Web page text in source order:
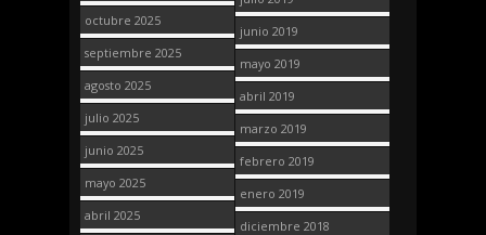
octubre 2025
septiembre 2025
agosto 2025
julio 2025
junio 2025
mayo 2025
abril 2025
junio 2019
mayo 2019
abril 2019
marzo 2019
febrero 2019
enero 2019
diciembre 2018